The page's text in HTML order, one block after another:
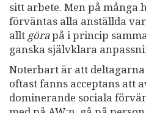
sitt arbete. Men på många
förväntas alla anställda
allt görapå i princip
ganska självklara
Noterbart är att
oftast fanns acceptans att
dominerande sociala